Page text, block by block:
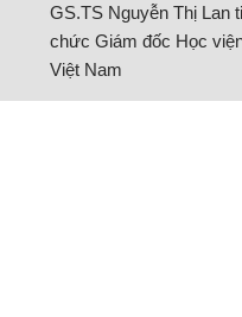
GS.TS Nguyễn Thị Lan
chức Giám đốc Học
Việt Nam